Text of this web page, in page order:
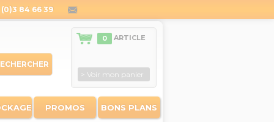
84 66 39
PROMOS BONS PLANS
0 ARTICLE
> Voir mon panier